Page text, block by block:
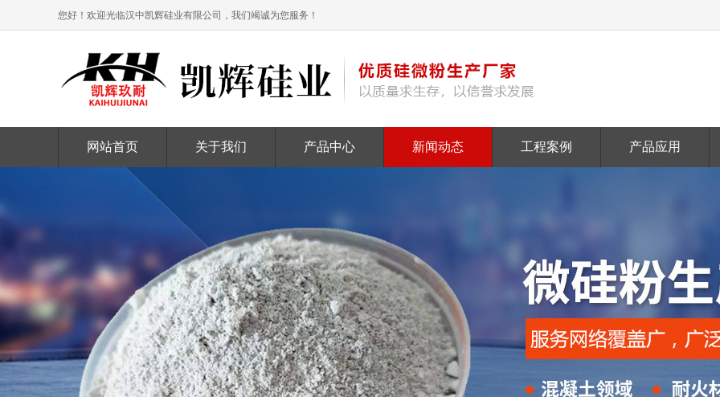
您好！欢迎光临汉中凯辉硅业有限公司，我们竭诚为您服务！
网站首页 关于我们 产品中心 新闻动态 工程案例 产品应用